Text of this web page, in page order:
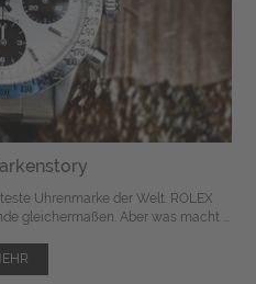
Uhrenmarke der Welt. ROLEX
gleichermaßen. Aber was macht ...